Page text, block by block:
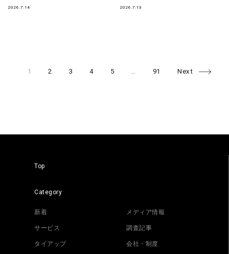
2026.7.14 2026.7.13
Posts1 2 3 4 5 91 Next
Top
Category
新着 メディア情報
サービス 調査記事
タイアップ 会社・制度